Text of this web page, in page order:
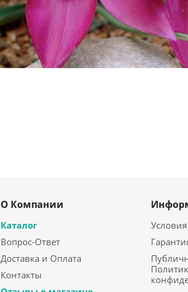
О Компании
Каталог
Вопрос-Ответ
Доставка и Оплата
Контакты